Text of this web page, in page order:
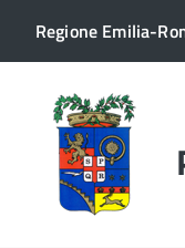
Regione Emilia-
Torna
alla
home
page